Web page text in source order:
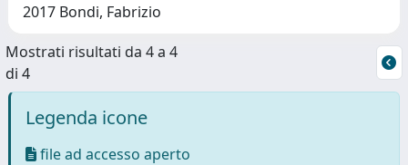
2017 Bondi, Fabrizio
Mostrati risultati da 4 a 4
di 4
Legenda icone
file ad accesso aperto